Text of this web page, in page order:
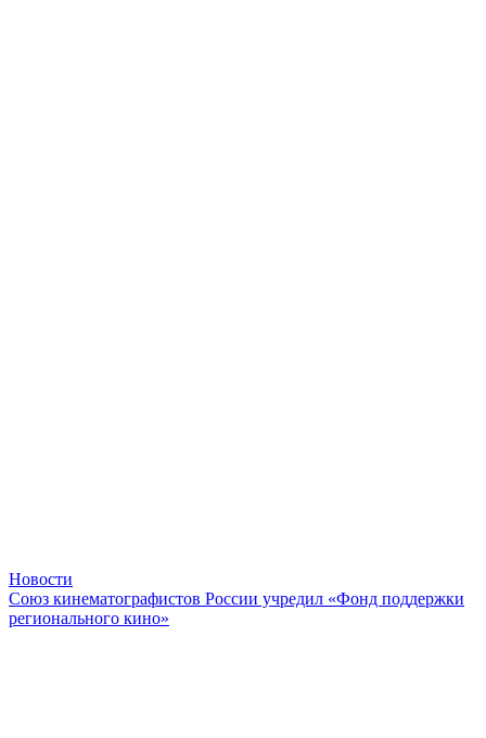
Новости
Союз кинематографистов России учредил «Фонд поддержки
регионального кино»